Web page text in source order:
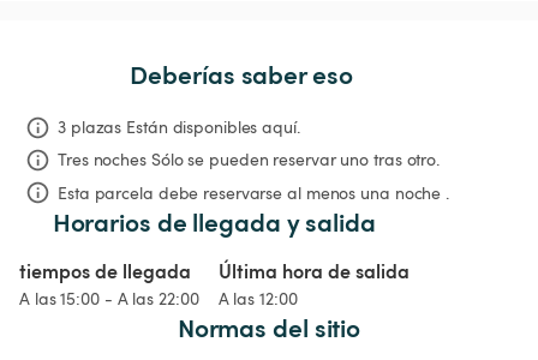
Deberías saber eso
3 plazas Están disponibles aquí.
Tres noches Sólo se pueden reservar uno tras otro.
Esta parcela debe reservarse al menos una noche .
Horarios de llegada y salida
tiempos de llegada
A las 15:00 - A las 22:00
Última hora de salida
A las 12:00
Normas del sitio